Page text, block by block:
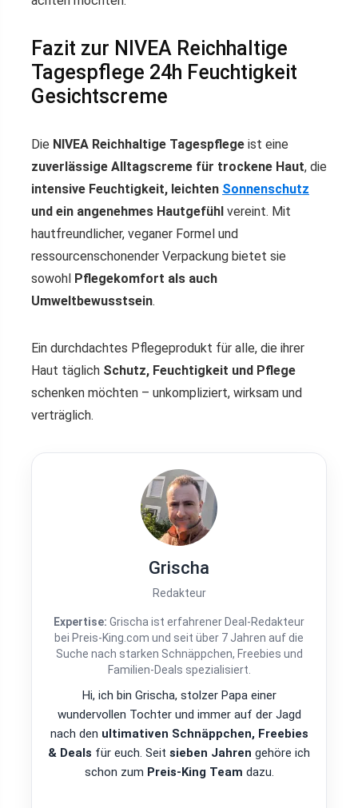
Fazit zur NIVEA Reichhaltige
Tagespflege 24h Feuchtigkeit
Gesichtscreme
Die NIVEA Reichhaltige Tagespflege ist eine
zuverlässige Alltagscreme für trockene Haut, die
intensive Feuchtigkeit, leichten Sonnenschutz
und ein angenehmes Hautgefühl vereint. Mit
hautfreundlicher, veganer Formel und
ressourcenschonender Verpackung bietet sie
sowohl Pflegekomfort als auch
Umweltbewusstsein.
Ein durchdachtes Pflegeprodukt für alle, die ihrer
Haut täglich Schutz, Feuchtigkeit und Pflege
schenken möchten – unkompliziert, wirksam und
verträglich.
Grischa
Redakteur
Expertise: Grischa ist erfahrener Deal-Redakteur
bei Preis-King.com und seit über 7 Jahren auf die
Suche nach starken Schnäppchen, Freebies und
Familien-Deals spezialisiert.
Hi, ich bin Grischa, stolzer Papa einer
wundervollen Tochter und immer auf der Jagd
nach den ultimativen Schnäppchen, Freebies
& Deals für euch. Seit sieben Jahren gehöre ich
schon zum Preis-King Team dazu.